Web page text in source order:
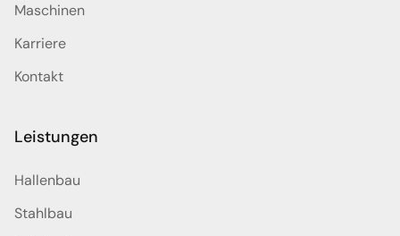
Maschinen
Karriere
Kontakt
Leistungen
Hallenbau
Stahlbau